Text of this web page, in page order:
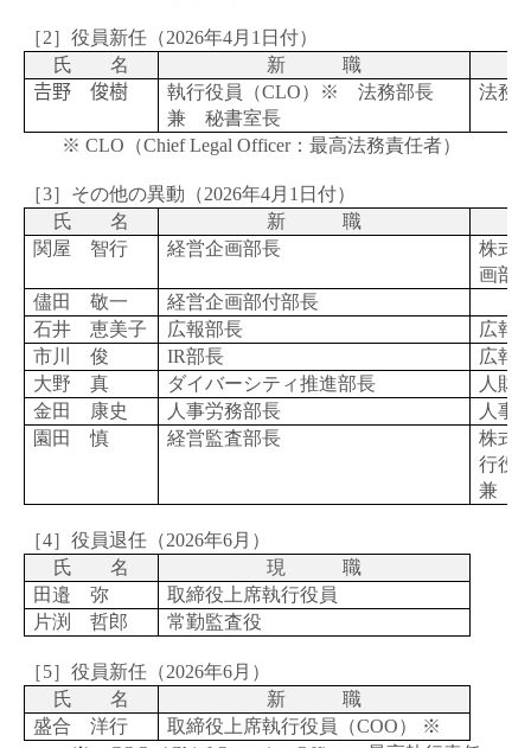
［2］役員新任（2026年4月 1 日付）
氏 名
新 職
𠮷野 俊樹
執行役員（CLO）※ 法務部長
兼 秘書室長
法務
※ CLO （Chief Legal Officer：最高法務責任者）
［3］その他の異動（2026年4月 1 日付）
氏 名
新 職
関屋 智行
経営企画部長
株式
画部
儘田 敬一
経営企画部付部長
石井 恵美子
広報部長 広報
市川 俊
IR部長 広報
大野 真
ダイバーシティ推進部長
人財
金田 康史
人事労務部長
人事
園田 慎
経営監査部長
株式
行役
兼 サ
［4］役員退任（2026年6月）
氏 名
現 職
田邉 弥
取締役上席執行役員
片渕 哲郎
常勤監査役
［5］役員新任（2026年6月）
氏 名
新 職
盛合 洋行
取締役上席執行役員（COO） ※